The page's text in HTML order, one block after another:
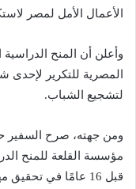
الأعمال الأمل لمصر
وأعلن أن المنح
المصرية للتكرير لإحدى
لتشجيع الشباب.
ومن جهته، صرح السفير
مؤسسة القلعة للمنح
قبل 16 عامًا في